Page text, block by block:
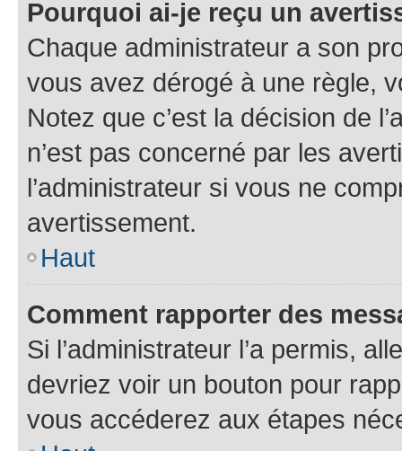
Pourquoi ai-je reçu un
Chaque administrateur a son
vous avez dérogé à une règle,
Notez que c’est la décision de
n’est pas concerné par les
l’administrateur si vous ne
avertissement.
Haut
Comment rapporter des
Si l’administrateur l’a permis,
devriez voir un bouton pour
vous accéderez aux étapes